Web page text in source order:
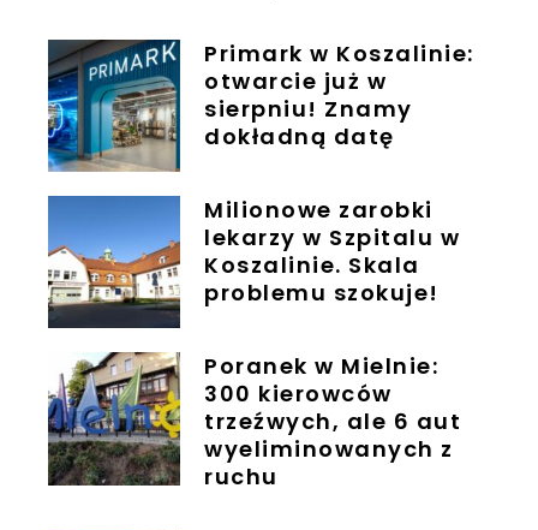
Primark w Koszalinie:
otwarcie już w
sierpniu! Znamy
dokładną datę
Milionowe zarobki
lekarzy w Szpitalu w
Koszalinie. Skala
problemu szokuje!
Poranek w Mielnie:
300 kierowców
trzeźwych, ale 6 aut
wyeliminowanych z
ruchu